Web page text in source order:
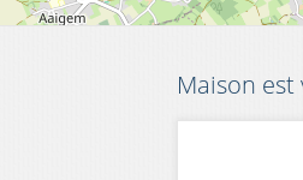
Maison est